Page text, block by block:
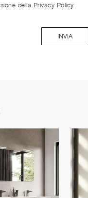
della Privacy Policy
INVIA